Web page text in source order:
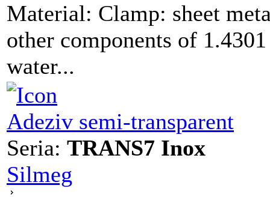
Material: Clamp: sheet
other components of
water...
Adeziv semi-transparent
Seria: TRANS7 Inox
Silmeg